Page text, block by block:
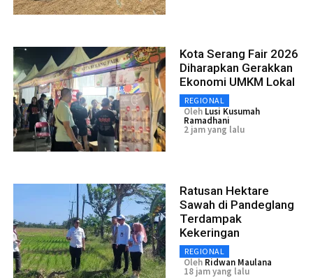
Kota Serang Fair 2026
Diharapkan Gerakkan
Ekonomi UMKM Lokal
REGIONAL
Oleh Lusi Kusumah
Ramadhani
2 jam yang lalu
Ratusan Hektare
Sawah di Pandeglang
Terdampak
Kekeringan
REGIONAL
Oleh Ridwan Maulana
18 jam yang lalu